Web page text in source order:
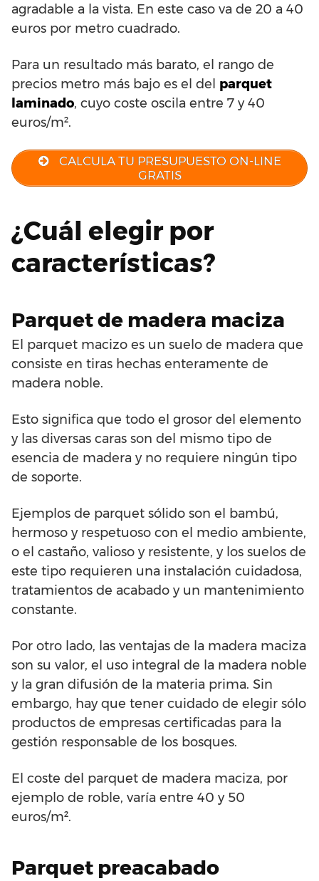
agradable a la vista. En este caso va de 20 a 40
euros por metro cuadrado.
Para un resultado más barato, el rango de
precios metro más bajo es el del parquet
laminado, cuyo coste oscila entre 7 y 40
euros/m².
CALCULA TU PRESUPUESTO ON-LINE
GRATIS
¿Cuál elegir por
características?
Parquet de madera maciza
El parquet macizo es un suelo de madera que
consiste en tiras hechas enteramente de
madera noble.
Esto significa que todo el grosor del elemento
y las diversas caras son del mismo tipo de
esencia de madera y no requiere ningún tipo
de soporte.
Ejemplos de parquet sólido son el bambú,
hermoso y respetuoso con el medio ambiente,
o el castaño, valioso y resistente, y los suelos de
este tipo requieren una instalación cuidadosa,
tratamientos de acabado y un mantenimiento
constante.
Por otro lado, las ventajas de la madera maciza
son su valor, el uso integral de la madera noble
y la gran difusión de la materia prima. Sin
embargo, hay que tener cuidado de elegir sólo
productos de empresas certificadas para la
gestión responsable de los bosques.
El coste del parquet de madera maciza, por
ejemplo de roble, varía entre 40 y 50
euros/m².
Parquet preacabado